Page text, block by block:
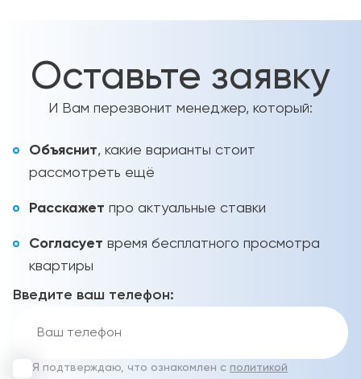
Оставьте заявку
И Вам перезвонит менеджер, который:
Объяснит, какие варианты стоит
рассмотреть ещё
Расскажет про актуальные ставки
Согласует время бесплатного просмотра
квартиры
Введите ваш телефон:
Я подтверждаю, что ознакомлен с политикой